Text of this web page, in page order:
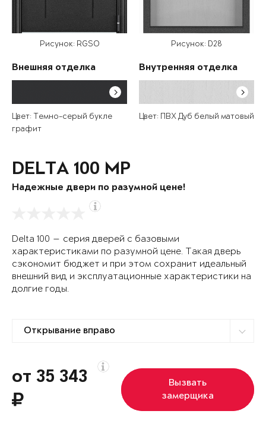
Рисунок: RGSO
Внешняя отделка
Цвет: Темно-серый букле
графит
Рисунок: D28
Внутренняя отделка
Цвет: ПВХ Дуб белый матовый
DELTA 100 MP
Надежные двери по разумной цене!
Delta 100 — серия дверей с базовыми
характеристиками по разумной цене. Такая дверь
сэкономит бюджет и при этом сохранит идеальный
внешний вид и эксплуатационные характеристики на
долгие годы.
от 35 343
Вызвать
замерщика